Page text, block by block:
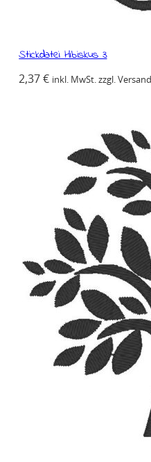
Stickdatei Hibiskus 3
2,37€ inkl. MwSt. zzgl. Versand